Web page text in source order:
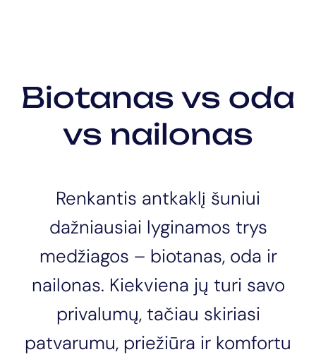
Biotanas vs oda
vs nailonas
Renkantis antkaklį šuniui
dažniausiai lyginamos trys
medžiagos – biotanas, oda ir
nailonas. Kiekviena jų turi savo
privalumų, tačiau skiriasi
patvarumu, priežiūra ir komfortu